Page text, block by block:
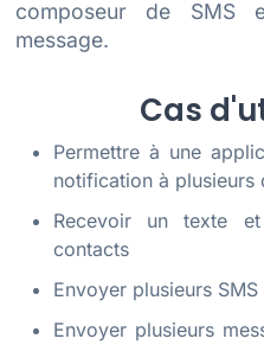
composeur de
message.
Cas
Permettre à une
notification à plusieurs
Recevoir un texte
contacts
Envoyer plusieurs
Envoyer plusieurs